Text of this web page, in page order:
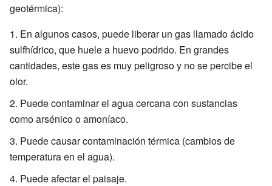
geotérmica):
En algunos casos, puede liberar un gas llamado ácido
sulfhídrico, que huele a huevo podrido. En grandes
cantidades, este gas es muy peligroso y no se percibe el
olor.
Puede contaminar el agua cercana con sustancias
como arsénico o amoníaco.
Puede causar contaminación térmica (cambios de
temperatura en el agua).
Puede afectar el paisaje.